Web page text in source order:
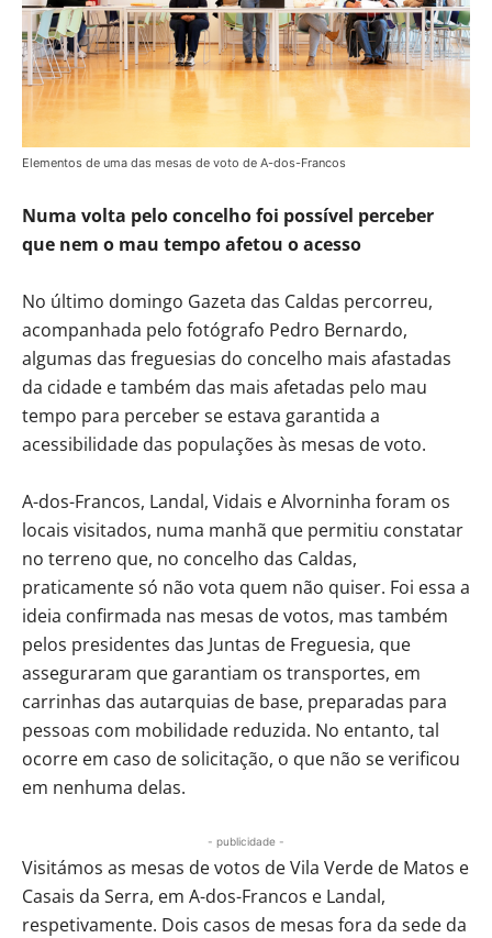
Elementos de uma das mesas de voto de A-dos-Francos
Numa volta pelo concelho foi possível perceber
que nem o mau tempo afetou o acesso
No último domingo Gazeta das Caldas percorreu,
acompanhada pelo fotógrafo Pedro Bernardo,
algumas das freguesias do concelho mais afastadas
da cidade e também das mais afetadas pelo mau
tempo para perceber se estava garantida a
acessibilidade das populações às mesas de voto.
A-dos-Francos, Landal, Vidais e Alvorninha foram os
locais visitados, numa manhã que permitiu constatar
no terreno que, no concelho das Caldas,
praticamente só não vota quem não quiser. Foi essa a
ideia confirmada nas mesas de votos, mas também
pelos presidentes das Juntas de Freguesia, que
asseguraram que garantiam os transportes, em
carrinhas das autarquias de base, preparadas para
pessoas com mobilidade reduzida. No entanto, tal
ocorre em caso de solicitação, o que não se verificou
em nenhuma delas.
- publicidade -
Visitámos as mesas de votos de Vila Verde de Matos e
Casais da Serra, em A-dos-Francos e Landal,
respetivamente. Dois casos de mesas fora da sede da